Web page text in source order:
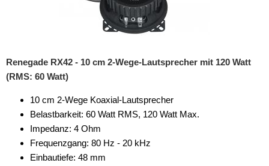
Renegade RX42 - 10 cm 2-Wege-Lautsprecher mit 120 Watt
(RMS: 60 Watt)
10 cm 2-Wege Koaxial-Lautsprecher
Belastbarkeit: 60 Watt RMS, 120 Watt Max.
Impedanz: 4 Ohm
Frequenzgang: 80 Hz - 20 kHz
Einbautiefe: 48 mm